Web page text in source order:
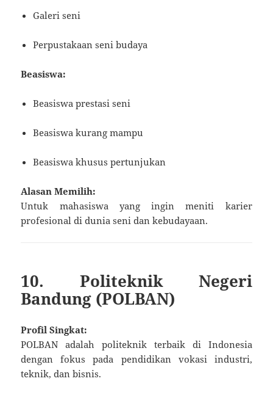
Galeri seni
Perpustakaan seni budaya
Beasiswa:
Beasiswa prestasi seni
Beasiswa kurang mampu
Beasiswa khusus pertunjukan
Alasan Memilih:
Untuk mahasiswa yang ingin meniti karier
profesional di dunia seni dan kebudayaan.
10. Politeknik Negeri
Bandung (POLBAN)
Profil Singkat:
POLBAN adalah politeknik terbaik di Indonesia
dengan fokus pada pendidikan vokasi industri,
teknik, dan bisnis.